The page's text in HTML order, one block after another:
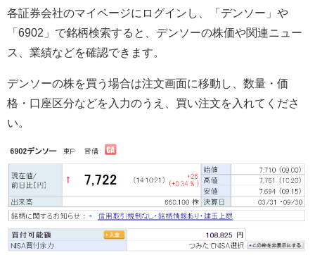
各証券会社のマイページにログインし、「デンソー」や
「6902」で銘柄検索すると、デンソーの株価や関連ニュー
ス、業績などを確認できます。
デンソーの株を買う場合は注文画面に移動し、数量・価
格・口座区分などを入力のうえ、買い注文を入れてくださ
い。